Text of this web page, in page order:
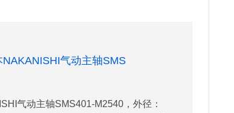
NAKANISHI气动主轴SMS
气动主轴SMS401-M2540，外径：